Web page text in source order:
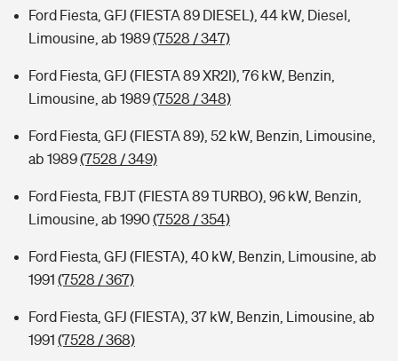
Ford Fiesta, GFJ (FIESTA 89 DIESEL), 44 kW, Diesel,
Limousine, ab 1989(7528 / 347)
Ford Fiesta, GFJ (FIESTA 89 XR2I), 76 kW, Benzin,
Limousine, ab 1989(7528 / 348)
Ford Fiesta, GFJ (FIESTA 89), 52 kW, Benzin, Limousine,
ab 1989(7528 / 349)
Ford Fiesta, FBJT (FIESTA 89 TURBO), 96 kW, Benzin,
Limousine, ab 1990(7528 / 354)
Ford Fiesta, GFJ (FIESTA), 40 kW, Benzin, Limousine, ab
1991 (7528 / 367)
Ford Fiesta, GFJ (FIESTA), 37 kW, Benzin, Limousine, ab
1991 (7528 / 368)